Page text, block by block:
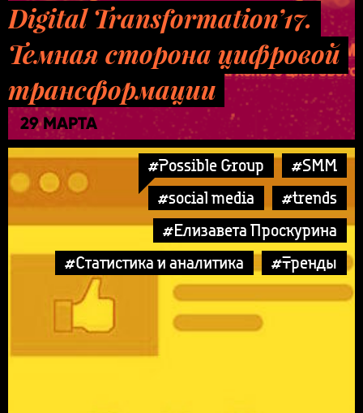
Digital Transformation’17.
Темная сторона цифровой
трансформации
29 МАРТА
#Possible Group
#SMM
#social media
#trends
#Елизавета Проскурина
#Статистика и аналитика
#Тренды